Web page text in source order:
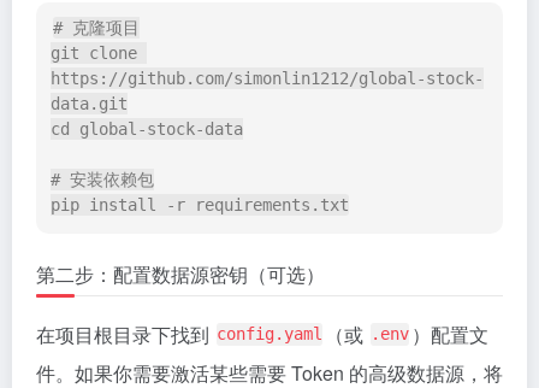
# 克隆项目
git clone
https://github.com/simonlin1212/global-stock-
cd
global-stock-data
# 安装依赖包
第二步：配置数据源密钥（可选）
在项目根目录下找到 config.yaml （或 .env ）配置文
件。如果你需要激活某些需要 Token 的高级数据源，将